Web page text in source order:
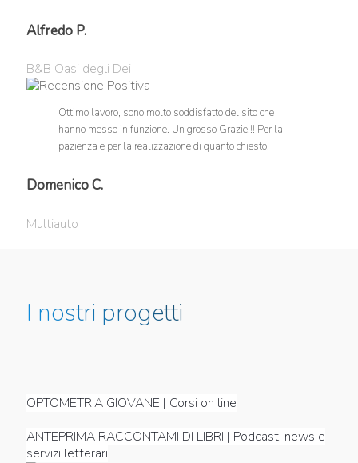
Alfredo P.
B&B Oasi degli Dei
Ottimo lavoro, sono molto soddisfatto del sito che
hanno messo in funzione. Un grosso Grazie!!! Per la
pazienza e per la realizzazione di quanto chiesto.
Domenico C.
Multiauto
I nostri progetti
OPTOMETRIA GIOVANE | Corsi on line
ANTEPRIMA RACCONTAMI DI LIBRI | Podcast, news e
servizi letterari